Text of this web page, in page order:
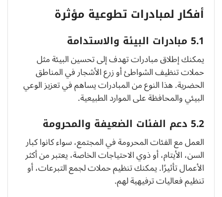
أفكار لمبادرات تطوعية مؤثرة
5.1 مبادرات البيئة والاستدامة
يمكنك إطلاق مبادرات تهدف إلى تحسين البيئة مثل
حملات تنظيف الشواطئ أو زرع الأشجار في المناطق
الحضرية. هذا النوع من المبادرات يساهم في تعزيز الوعي
البيئي والمحافظة على الموارد الطبيعية.
5.2 دعم الفئات الضعيفة والمحرومة
العمل مع الفئات المحرومة في المجتمع، سواء كانوا كبار
السن، الأيتام، أو ذوي الاحتياجات الخاصة، يعتبر من أكثر
الأعمال تأثيرًا. يمكنك تنظيم حملات لجمع التبرعات، أو
تنظيم فعاليات ترفيهية لهم.